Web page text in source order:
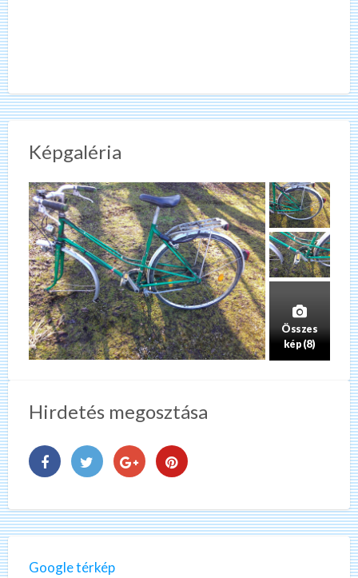
Képgaléria
Összes
kép (8)
Hirdetés megosztása
Google térkép